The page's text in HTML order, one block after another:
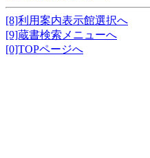
[8]利用案内表示館選択へ
[9]蔵書検索メニューへ
[0]TOPページへ